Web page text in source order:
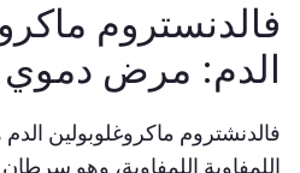
مرض دموي
ماكروغلوبولين الدم
اللمفاوية، وهو سرطان